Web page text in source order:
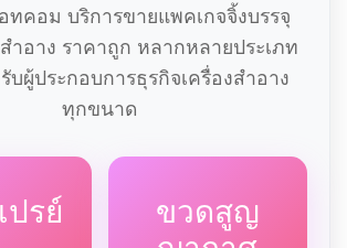
ทคอม บริการขายแพคเกจจิ้งบรรจุ
อาง ราคาถูก หลากหลายประเภท
บผู้ประกอบการธุรกิจเครื่องสำอาง
ทุกขนาด
ปรย์
ขวดสูญ